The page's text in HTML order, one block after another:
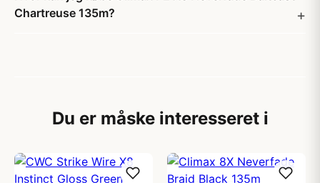
Chartreuse 135m?
Du er måske interesseret i